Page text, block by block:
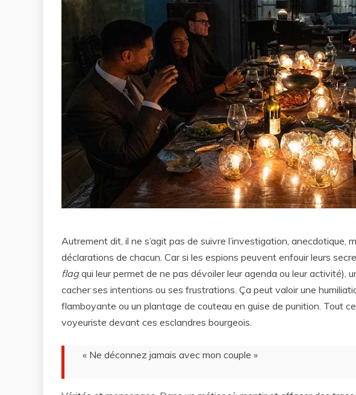
Autrement dit, il ne s’agit pas de suivre l’investigation, anecdotique,
déclarations de chacun. Car si les espions peuvent enfouir leurs
flagqui leur permet de ne pas dévoiler leur agenda ou leur activité),
cacher ses intentions ou ses frustrations. Ça peut valoir une
flamboyante ou un plantage de couteau en guise de punition. Tout
voyeuriste devant ces esclandres bourgeois.
« Ne déconnez jamais avec mon couple »